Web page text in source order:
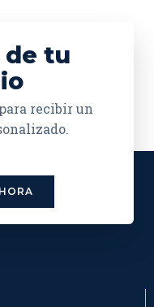
de tu
recibir un